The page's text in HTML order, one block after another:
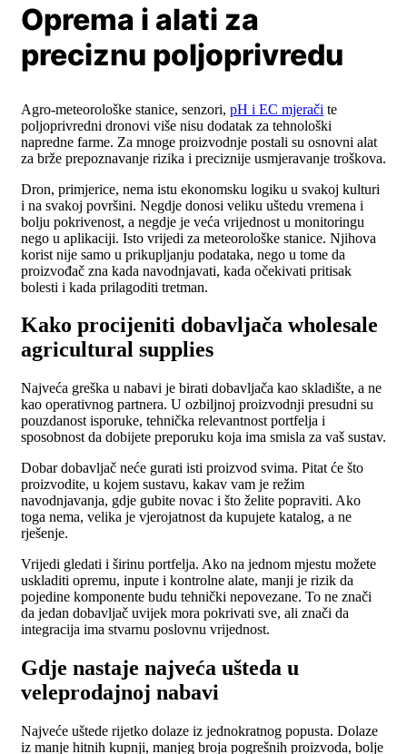
Oprema i alati za
preciznu poljoprivredu
Agro-meteorološke stanice, senzori, pH i EC mjerači te
poljoprivredni dronovi više nisu dodatak za tehnološki
napredne farme. Za mnoge proizvodnje postali su osnovni alat
za brže prepoznavanje rizika i preciznije usmjeravanje troškova.
Dron, primjerice, nema istu ekonomsku logiku u svakoj kulturi
i na svakoj površini. Negdje donosi veliku uštedu vremena i
bolju pokrivenost, a negdje je veća vrijednost u monitoringu
nego u aplikaciji. Isto vrijedi za meteorološke stanice. Njihova
korist nije samo u prikupljanju podataka, nego u tome da
proizvođač zna kada navodnjavati, kada očekivati pritisak
bolesti i kada prilagoditi tretman.
Kako procijeniti dobavljača wholesale
agricultural supplies
Najveća greška u nabavi je birati dobavljača kao skladište, a ne
kao operativnog partnera. U ozbiljnoj proizvodnji presudni su
pouzdanost isporuke, tehnička relevantnost portfelja i
sposobnost da dobijete preporuku koja ima smisla za vaš sustav.
Dobar dobavljač neće gurati isti proizvod svima. Pitat će što
proizvodite, u kojem sustavu, kakav vam je režim
navodnjavanja, gdje gubite novac i što želite popraviti. Ako
toga nema, velika je vjerojatnost da kupujete katalog, a ne
rješenje.
Vrijedi gledati i širinu portfelja. Ako na jednom mjestu možete
uskladiti opremu, inpute i kontrolne alate, manji je rizik da
pojedine komponente budu tehnički nepovezane. To ne znači
da jedan dobavljač uvijek mora pokrivati sve, ali znači da
integracija ima stvarnu poslovnu vrijednost.
Gdje nastaje najveća ušteda u
veleprodajnoj nabavi
Najveće uštede rijetko dolaze iz jednokratnog popusta. Dolaze
iz manje hitnih kupnji, manjeg broja pogrešnih proizvoda, bolje